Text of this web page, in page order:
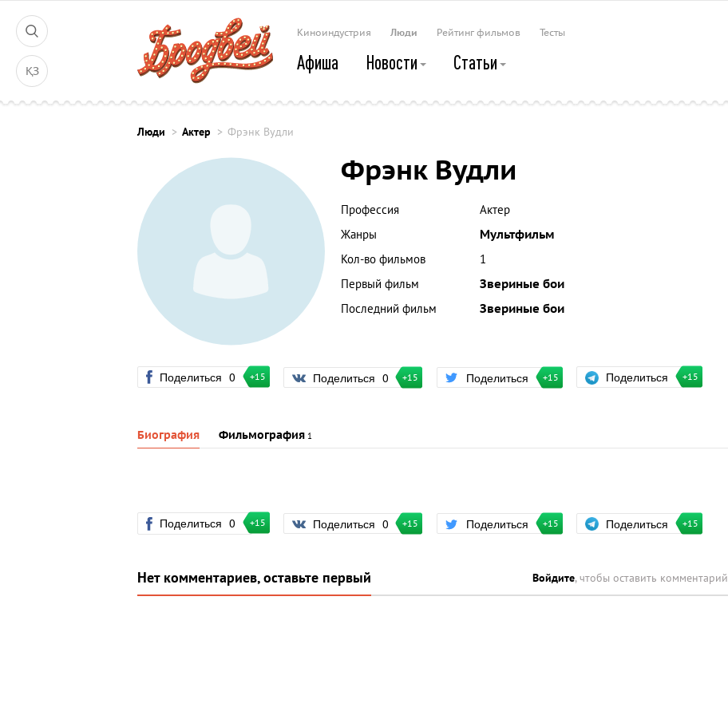
ҚЗ
Киноиндустрия Люди Рейтинг фильмов Тесты
Афиша Новости Статьи
Люди Актер Фрэнк Вудли
Фрэнк Вудли
Профессия
Актер
Жанры
Мультфильм
Кол-во фильмов
1
Первый фильм
Звериные бои
Последний фильм
Звериные бои
Поделиться 0 +15 Поделиться 0 +15 Поделиться +15 Поделиться +15
Биография Фильмография 1
Поделиться 0 +15 Поделиться 0 +15 Поделиться +15 Поделиться +15
Нет комментариев, оставьте первый Войдите, чтобы оставить комментарий